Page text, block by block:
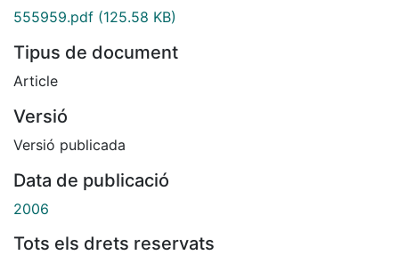
555959.pdf (125.58 KB)
Tipus de document
Article
Versió
Versió publicada
Data de publicació
2006
Tots els drets reservats